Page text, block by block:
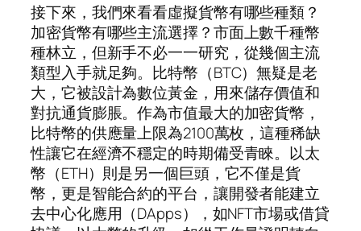
接下來，我們來看看虛擬貨幣有哪些種類？
加密貨幣有哪些主流選擇？市面上數千種幣
種林立，但新手不必一一研究，從幾個主流
類型入手就足夠。比特幣（BTC）無疑是老
大，它被設計為數位黃金，用來儲存價值和
對抗通貨膨脹。作為市值最大的加密貨幣，
比特幣的供應量上限為2100萬枚，這種稀缺
性讓它在經濟不穩定的時期備受青睞。以太
幣（ETH）則是另一個巨頭，它不僅是貨
幣，更是智能合約的平台，讓開發者能建立
去中心化應用（DApps），如NFT市場或借貸